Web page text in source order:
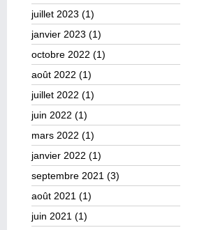
juillet 2023 (1)
janvier 2023 (1)
octobre 2022 (1)
août 2022 (1)
juillet 2022 (1)
juin 2022 (1)
mars 2022 (1)
janvier 2022 (1)
septembre 2021 (3)
août 2021 (1)
juin 2021 (1)